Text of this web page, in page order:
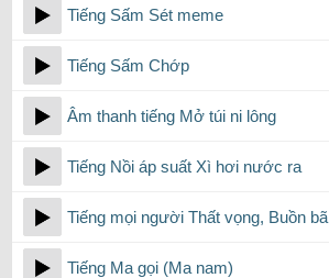
Tiếng Sấm Sét meme
Tiếng Sấm Chớp
Âm thanh tiếng Mở túi ni lông
Tiếng Nồi áp suất Xì hơi nước ra
Tiếng mọi người Thất vọng, Buồn bã
Tiếng Ma gọi (Ma nam)